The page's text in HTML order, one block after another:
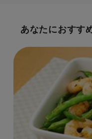
あなたにおすす